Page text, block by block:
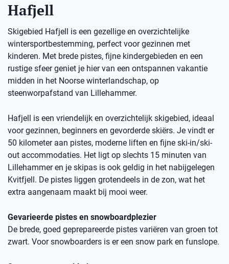
Hafjell
Skigebied Hafjell is een gezellige en overzichtelijke
wintersportbestemming, perfect voor gezinnen met
kinderen. Met brede pistes, fijne kindergebieden en een
rustige sfeer geniet je hier van een ontspannen vakantie
midden in het Noorse winterlandschap, op
steenworpafstand van Lillehammer.
Hafjell is een vriendelijk en overzichtelijk skigebied, ideaal
voor gezinnen, beginners en gevorderde skiërs. Je vindt er
50 kilometer aan pistes, moderne liften en fijne ski-in/ski-
out accommodaties. Het ligt op slechts 15 minuten van
Lillehammer en je skipas is ook geldig in het nabijgelegen
Kvitfjell. De pistes liggen grotendeels in de zon, wat het
extra aangenaam maakt bij mooi weer.
Gevarieerde pistes en snowboardplezier
De brede, goed geprepareerde pistes variëren van groen tot
zwart. Voor snowboarders is er een snow park en funslope.